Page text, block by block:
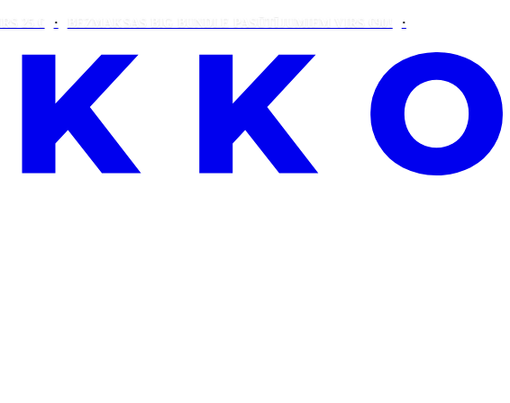
BEZMAKSAS BIG BUNDLE PASŪTĪJUMIEM VIRS €90!